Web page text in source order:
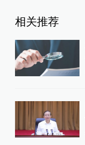
相关推荐